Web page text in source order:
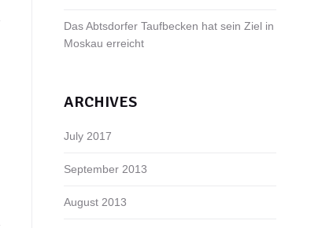
Das Abtsdorfer Taufbecken hat sein Ziel in
Moskau erreicht
ARCHIVES
July 2017
September 2013
August 2013